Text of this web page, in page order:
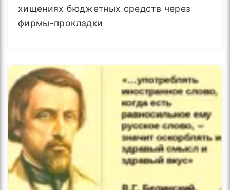
хищениях бюджетных средств через
фирмы-прокладки